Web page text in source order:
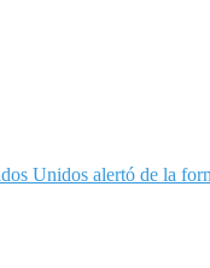
Unidos alertó de la